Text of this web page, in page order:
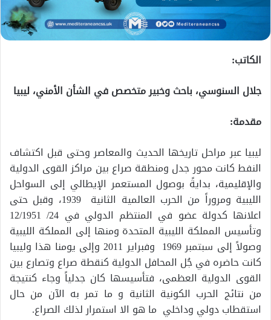
الكاتب:
جلال السنوسي، باحث وخبير متخصص في الشأن الأمني، ليبيا
مقدمة:
ليبيا عبر مراحل تاريخها الحديث والمعاصر وحتى قبل اكتشاف
النفط كانت محور جدل ومنطقة صراع بين مراكز القوى الدولية
والإقليمية، بدايةً بوصول المستعمر الإيطالي إلى السواحل
الليبية ومروراً من الحرب العالمية الثانية 1939، وقبل حتى
اعلانها كدولة عضو في المنتظم الدولي في 24/ 12/1951
وتأسيس المملكة الليبية المتحدة ومنها إلى المملكة الليبية
وصولاً إلى سبتمبر 1969 وفبراير 2011 وإلى يومنا هذا وليبيا
كانت حاضره في جُل المحافل الدولية كنقطة صراع وتصارع بين
القوى الدولية العظمى، فتأسيسها كان جدلياً وجاء كنتيجة
من نتائج الحرب الكونية الثانية و ما تمر به الآن من حال
استقطاب دولي وداخلي ما هو الا استمرار لذلك الصراع.